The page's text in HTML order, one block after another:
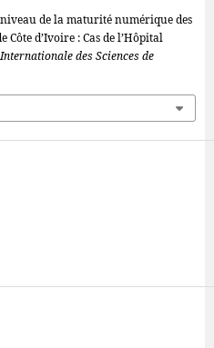
de la maturité numérique des
d’Ivoire : Cas de l’Hôpital
des Sciences de